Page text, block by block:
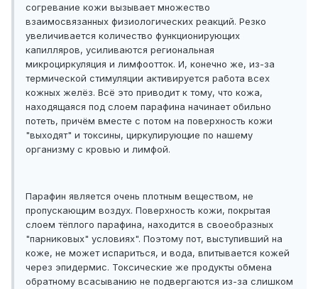
согревание кожи вызывает множество
взаимосвязанных физиологических реакций. Резко
увеличивается количество функционирующих
капилляров, усиливаются региональная
микроциркуляция и лимфоотток. И, конечно же, из-за
термической стимуляции активируется работа всех
кожных желёз. Всё это приводит к тому, что кожа,
находящаяся под слоем парафина начинает обильно
потеть, причём вместе с потом на поверхность кожи
"выходят" и токсины, циркулирующие по нашему
организму с кровью и лимфой.
Парафин является очень плотным веществом, не
пропускающим воздух. Поверхность кожи, покрытая
слоем тёплого парафина, находится в своеобразных
"парниковых" условиях". Поэтому пот, выступивший на
коже, не может испариться, и вода, впитывается кожей
через эпидермис. Токсические же продукты обмена
обратному всасыванию не подвергаются из-за слишком